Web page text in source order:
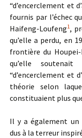
“d’encerclement et
fournis par l’échec
Haifeng-Loufeng1,
qu’elle a perdu, en
frontière du
qu’elle
“d’encerclement et
théorie selon
constituaient plus
Il y a également un
dus à la terreur